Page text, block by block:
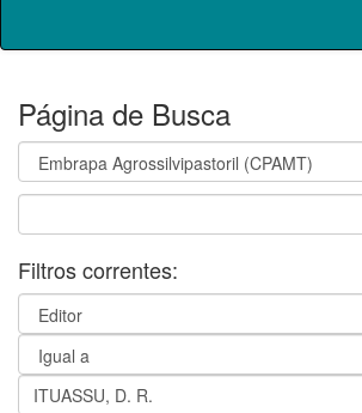
Página de Busca
Filtros correntes: